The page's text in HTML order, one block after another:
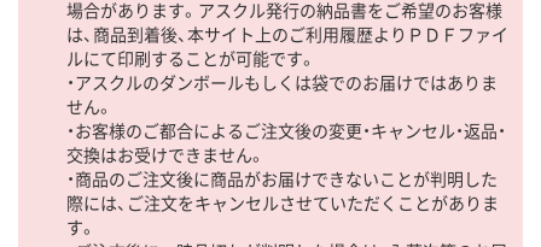
場合があります。アスクル発行の納品書をご希望のお客様
は、商品到着後、本サイト上のご利用履歴よりＰＤＦファイ
ルにて印刷することが可能です。
・アスクルのダンボールもしくは袋でのお届けではありま
せん。
・お客様のご都合によるご注文後の変更・キャンセル・返品・
交換はお受けできません。
・商品のご注文後に商品がお届けできないことが判明した
際には、ご注文をキャンセルさせていただくことがありま
す。